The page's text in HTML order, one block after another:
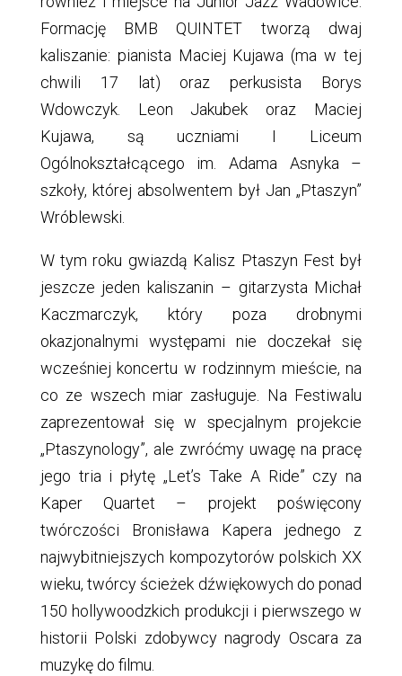
Formację BMB QUINTET tworzą dwaj
kaliszanie: pianista Maciej Kujawa (ma w tej
chwili 17 lat) oraz perkusista Borys
Wdowczyk. Leon Jakubek oraz Maciej
Kujawa, są uczniami I Liceum
Ogólnokształcącego im. Adama Asnyka –
szkoły, której absolwentem był Jan „Ptaszyn”
Wróblewski.
W tym roku gwiazdą Kalisz Ptaszyn Fest był
jeszcze jeden kaliszanin – gitarzysta Michał
Kaczmarczyk, który poza drobnymi
okazjonalnymi występami nie doczekał się
wcześniej koncertu w rodzinnym mieście, na
co ze wszech miar zasługuje. Na Festiwalu
zaprezentował się w specjalnym projekcie
„Ptaszynology”, ale zwróćmy uwagę na pracę
jego tria i płytę „Let’s Take A Ride” czy na
Kaper Quartet – projekt poświęcony
twórczości Bronisława Kapera jednego z
najwybitniejszych kompozytorów polskich XX
wieku, twórcy ścieżek dźwiękowych do ponad
150 hollywoodzkich produkcji i pierwszego w
historii Polski zdobywcy nagrody Oscara za
muzykę do filmu.